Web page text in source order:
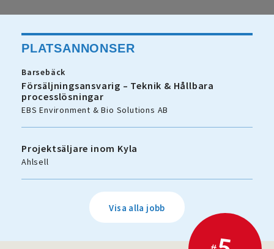
PLATSANNONSER
Barsebäck
Försäljningsansvarig – Teknik & Hållbara
processlösningar
EBS Environment & Bio Solutions AB
Projektsäljare inom Kyla
Ahlsell
Visa alla jobb